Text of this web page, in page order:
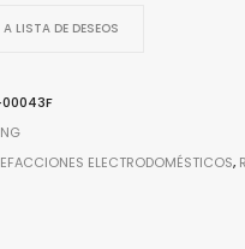
LISTA DE DESEOS
00043F
ELECTRODOMÉSTICOS,